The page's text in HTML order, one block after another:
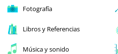
Fotografía
Libros y Referencias
Música y sonido